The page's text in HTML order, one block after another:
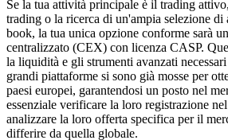
Se la tua attività principale è il trading
trading o la ricerca di un'ampia selezione
book, la tua unica opzione conforme sarà
centralizzato (CEX) con licenza CASP.
la liquidità e gli strumenti avanzati
grandi piattaforme si sono già mosse per
paesi europei, garantendosi un posto nel
essenziale verificare la loro registrazione
analizzare la loro offerta specifica per il
differire da quella globale.